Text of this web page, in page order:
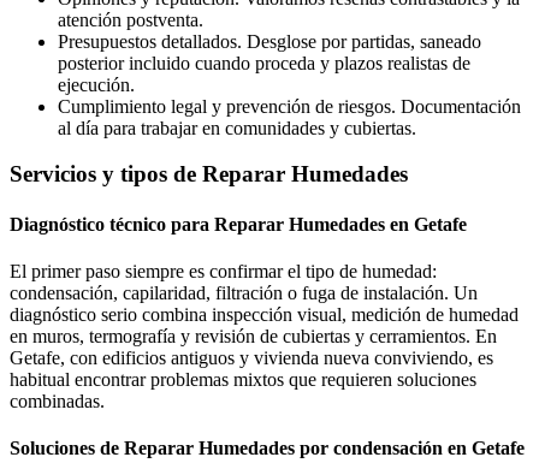
atención postventa.
Presupuestos detallados. Desglose por partidas, saneado
posterior incluido cuando proceda y plazos realistas de
ejecución.
Cumplimiento legal y prevención de riesgos. Documentación
al día para trabajar en comunidades y cubiertas.
Servicios y tipos de Reparar Humedades
Diagnóstico técnico para Reparar Humedades en Getafe
El primer paso siempre es confirmar el tipo de humedad:
condensación, capilaridad, filtración o fuga de instalación. Un
diagnóstico serio combina inspección visual, medición de humedad
en muros, termografía y revisión de cubiertas y cerramientos. En
Getafe, con edificios antiguos y vivienda nueva conviviendo, es
habitual encontrar problemas mixtos que requieren soluciones
combinadas.
Soluciones de Reparar Humedades por condensación en Getafe